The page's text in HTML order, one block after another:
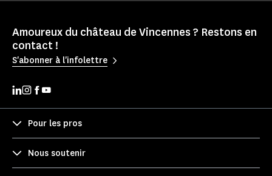
Amoureux du château de Vincennes ? Restons en
contact !
S'abonner à l'infolettre
Pour les pros
Nous soutenir